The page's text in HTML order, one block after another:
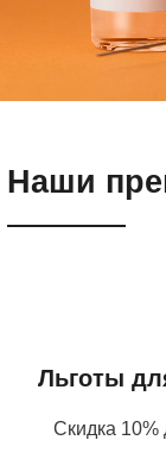
Наши
Льготы
Скидка 10%